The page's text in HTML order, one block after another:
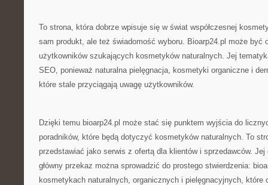
To strona, która dobrze wpisuje się w świat współczesnej
sam produkt, ale też świadomość wyboru. Bioarp24.pl może być
użytkowników szukających kosmetyków naturalnych. Jej
SEO, ponieważ naturalna pielęgnacja, kosmetyki organiczne i
które stale przyciągają uwagę użytkowników.
Dzięki temu bioarp24.pl może stać się punktem wyjścia do
poradników, które będą dotyczyć kosmetyków naturalnych. To
przedstawiać jako serwis z ofertą dla klientów i sprzedawców.
główny przekaz można sprowadzić do prostego stwierdzenia:
kosmetykach naturalnych, organicznych i pielęgnacyjnych, które